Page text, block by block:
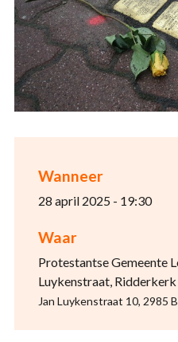
Wanneer
28 april 2025 - 19:30
Waar
Protestantse Gemeente
Luykenstraat, Ridderkerk
Jan Luykenstraat 10, 2985